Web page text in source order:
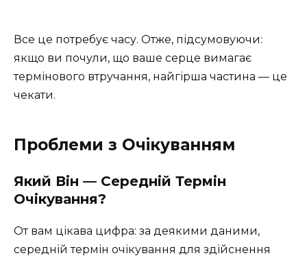
Все це потребує часу. Отже, підсумовуючи:
якщо ви почули, що ваше серце вимагає
термінового втручання, найгірша частина — це
чекати.
Проблеми з Очікуванням
Який Він — Середній Термін
Очікування?
От вам цікава цифра: за деякими даними,
середній термін очікування для здійснення